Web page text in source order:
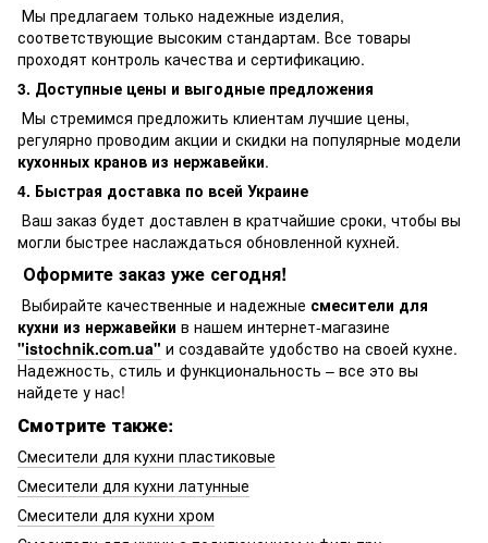
Мы предлагаем только надежные изделия,
соответствующие высоким стандартам. Все товары
проходят контроль качества и сертификацию.
3. Доступные цены и выгодные предложения
Мы стремимся предложить клиентам лучшие цены,
регулярно проводим акции и скидки на популярные модели
кухонных кранов из нержавейки.
4. Быстрая доставка по всей Украине
Ваш заказ будет доставлен в кратчайшие сроки, чтобы вы
могли быстрее наслаждаться обновленной кухней.
Оформите заказ уже сегодня!
Выбирайте качественные и надежные смесители для
кухни из нержавейки в нашем интернет-магазине
"istochnik.com.ua" и создавайте удобство на своей кухне.
Надежность, стиль и функциональность – все это вы
найдете у нас!
Смотрите также:
Смесители для кухни пластиковые
Смесители для кухни латунные
Смесители для кухни хром